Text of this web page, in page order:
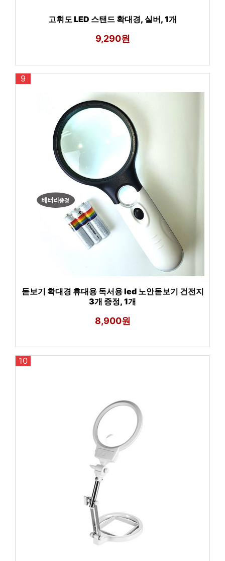
고휘도 LED 스탠드 확대경, 실버, 1개
9,290원
9
돋보기 확대경 휴대용 독서용 led 노안돋보기 건전지
3개 증정, 1개
8,900원
10